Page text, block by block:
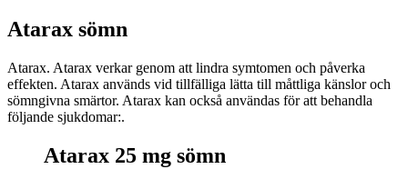
Atarax sömn
Atarax. Atarax verkar genom att lindra symtomen och påverka
effekten. Atarax används vid tillfälliga lätta till måttliga känslor och
sömngivna smärtor. Atarax kan också användas för att behandla
följande sjukdomar:.
Atarax 25 mg sömn